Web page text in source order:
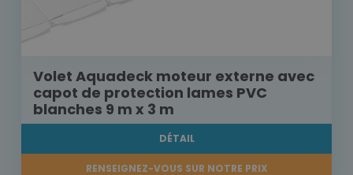
Volet Aquadeck moteur externe avec
capot de protection lames PVC
blanches 9 m x 3 m
DÉTAIL
RENSEIGNEZ-VOUS SUR NOTRE PRIX